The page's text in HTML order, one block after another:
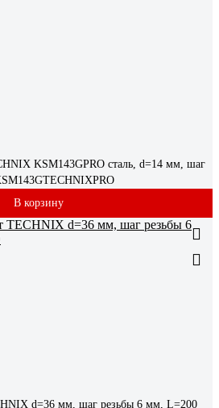
KSM143GPRO сталь, d=14 мм, шаг
В корзину
d=36 мм, шаг резьбы 6 мм, L=200